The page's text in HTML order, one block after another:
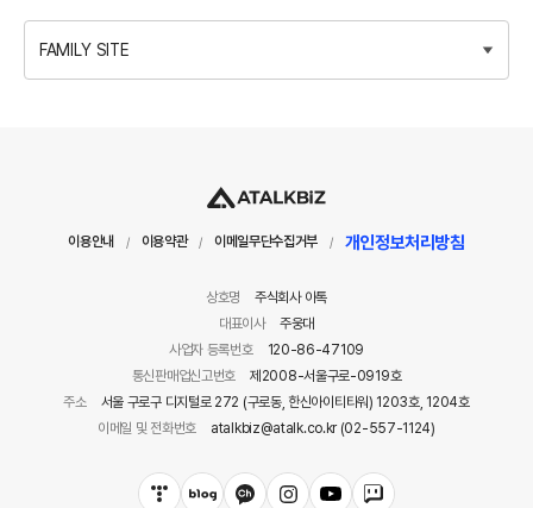
FAMILY SITE
이용안내 / 이용약관 / 이메일무단수집거부 / 개인정보처리방침
상호명
주식회사 아톡
대표이사
주웅대
사업자 등록번호
120-86-47109
통신판매업신고번호
제2008-서울구로-0919호
주소
서울 구로구 디지털로 272 (구로동, 한신아이티타워) 1203호, 1204호
이메일 및 전화번호
atalkbiz@atalk.co.kr (02-557-1124)